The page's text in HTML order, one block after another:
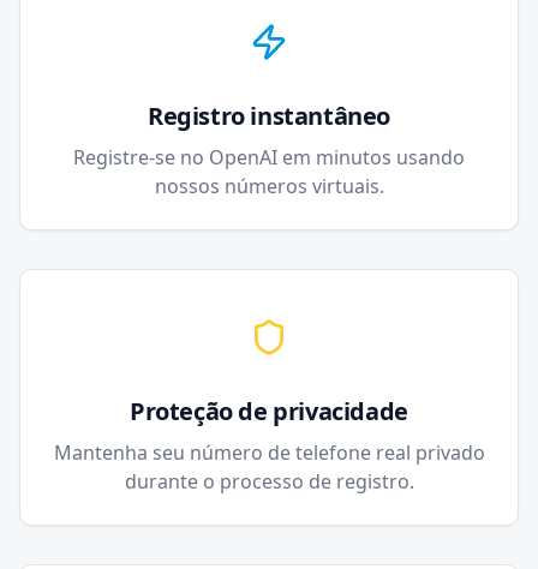
Registro instantâneo
Registre-se no OpenAI em minutos usando
nossos números virtuais.
Proteção de privacidade
Mantenha seu número de telefone real privado
durante o processo de registro.